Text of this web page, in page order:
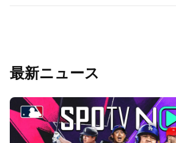
最新ニュース